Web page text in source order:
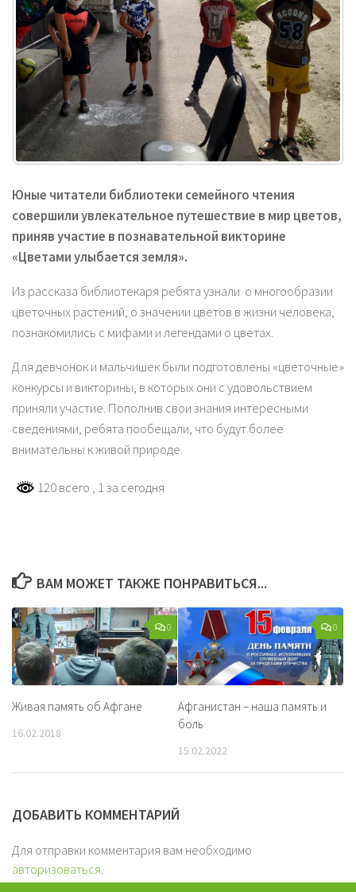
Юные читатели библиотеки семейного чтения
совершили увлекательное путешествие в мир цветов,
приняв участие в познавательной викторине
«Цветами улыбается земля».
Из рассказа библиотекаря ребята узнали о многообразии
цветочных растений, о значении цветов в жизни человека,
познакомились с мифами и легендами о цветах.
Для девчонок и мальчишек были подготовлены «цветочные»
конкурсы и викторины, в которых они с удовольствием
приняли участие. Пополнив свои знания интересными
сведениями, ребята пообещали, что будут более
внимательны к живой природе.
120 всего , 1 за сегодня
ВАМ МОЖЕТ ТАКЖЕ ПОНРАВИТЬСЯ...
0
Живая память об Афгане
16.02.2018
0
Афганистан – наша память и
боль
15.02.2022
ДОБАВИТЬ КОММЕНТАРИЙ
Для отправки комментария вам необходимо
авторизоваться